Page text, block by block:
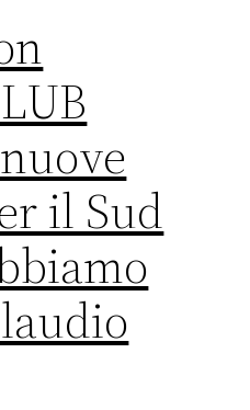
il Sud